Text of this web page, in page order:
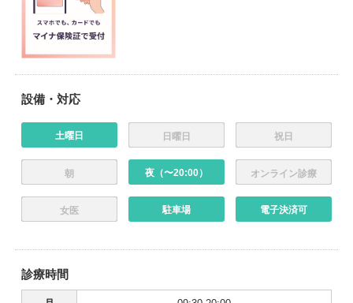
設備・対応
土曜日 日曜日 祝日
朝 夜（〜20:00） オンライン診療
女医 駐車場 電子決済可
診療時間